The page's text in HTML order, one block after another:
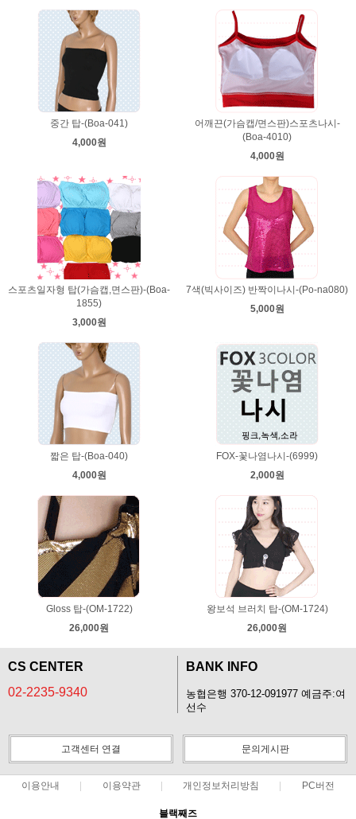
중간 탑-(Boa-041)
4,000원
어깨끈(가슴캡/면스판)스포츠나시-
(Boa-4010)
4,000원
스포츠일자형 탑(가슴캡,면스판)-(Boa-
1855)
3,000원
7색(빅사이즈) 반짝이나시-(Po-na080)
5,000원
짧은 탑-(Boa-040)
4,000원
FOX-꽃나염나시-(6999)
2,000원
Gloss 탑-(OM-1722)
26,000원
왕보석 브러치 탑-(OM-1724)
26,000원
CS CENTER
02-2235-9340
BANK INFO
농협은행 370-12-091977 예금주:여
선수
고객센터 연결 문의게시판
이용안내 이용약관 개인정보처리방침 PC버전
블랙째즈